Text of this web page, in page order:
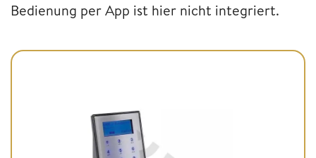
Bedienung per App ist hier nicht integriert.